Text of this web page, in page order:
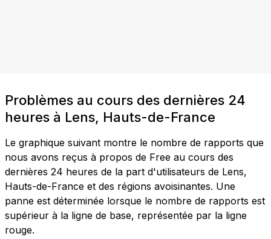
Problèmes au cours des dernières 24
heures à Lens, Hauts-de-France
Le graphique suivant montre le nombre de rapports que
nous avons reçus à propos de Free au cours des
dernières 24 heures de la part d'utilisateurs de Lens,
Hauts-de-France et des régions avoisinantes. Une
panne est déterminée lorsque le nombre de rapports est
supérieur à la ligne de base, représentée par la ligne
rouge.